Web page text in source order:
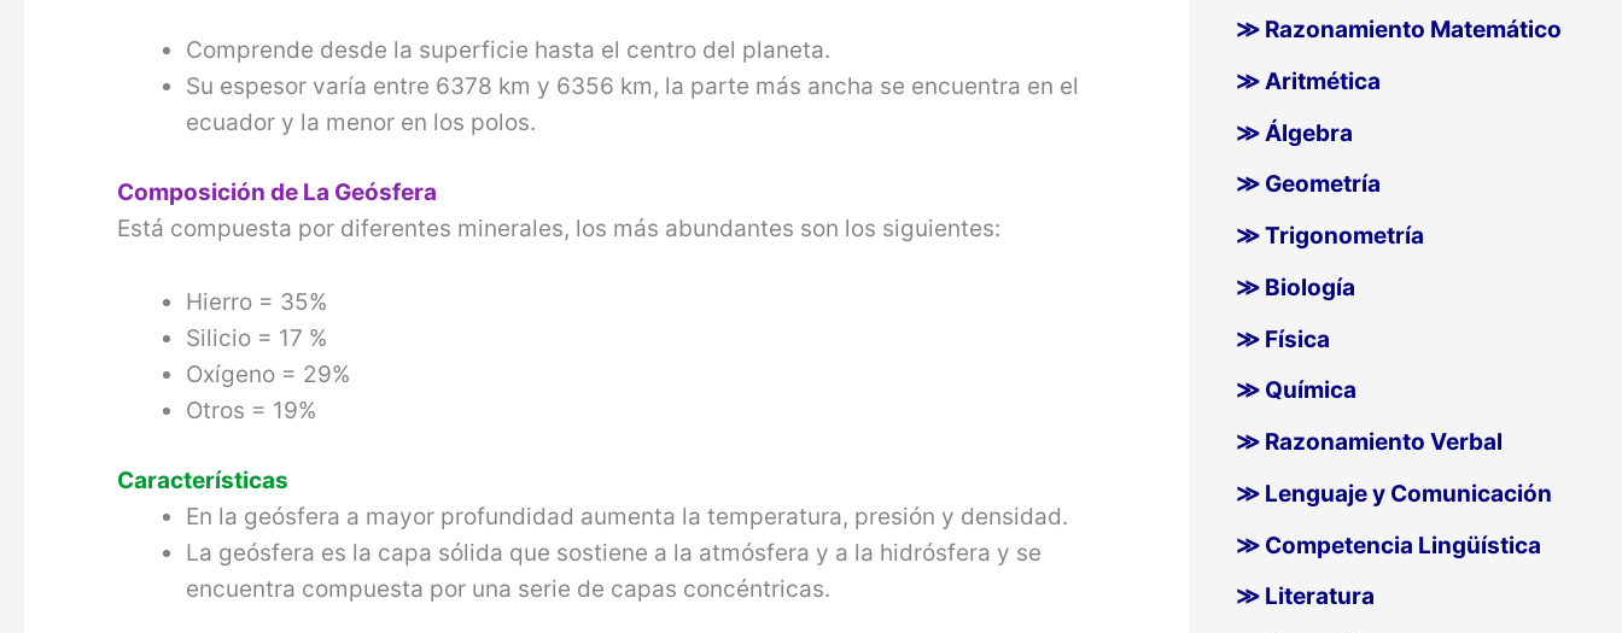
Comprende desde la superficie hasta el centro del planeta.
Su espesor varía entre 6378 km y 6356 km, la parte más ancha se encuentra en el
ecuador y la menor en los polos.
Composición de La Geósfera
Está compuesta por diferentes minerales, los más abundantes son los siguientes:
Hierro = 35%
Silicio = 17 %
Oxígeno = 29%
Otros = 19%
Características
En la geósfera a mayor profundidad aumenta la temperatura, presión y densidad.
La geósfera es la capa sólida que sostiene a la atmósfera y a la hidrósfera y se
encuentra compuesta por una serie de capas concéntricas.
≫ Razonamiento Matemático
≫ Aritmética
≫ Álgebra
≫ Geometría
≫ Trigonometría
≫ Biología
≫ Física
≫ Química
≫ Razonamiento Verbal
≫ Lenguaje y Comunicación
≫ Competencia Lingüística
≫ Literatura